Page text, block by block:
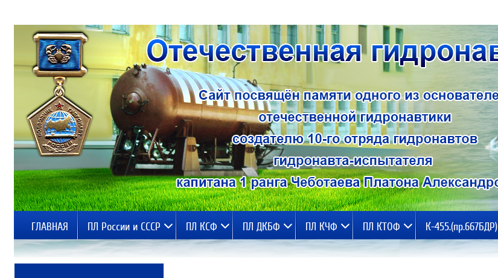
ГЛАВНАЯ ПЛ России и СССР ПЛ КСФ ПЛ ДКБФ ПЛ КЧФ ПЛ КТОФ К-455.(пр.667БДР)